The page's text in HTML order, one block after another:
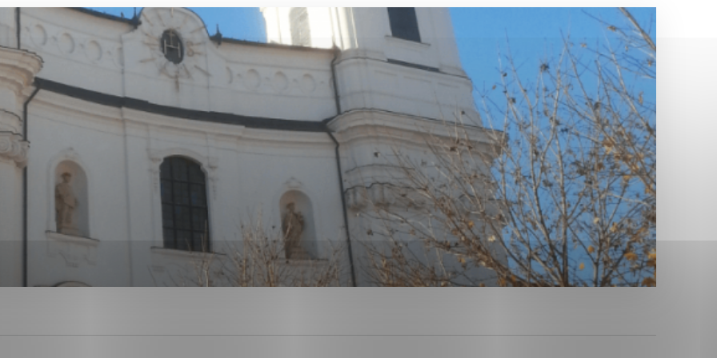
ktorú chcete povoliť
Analytické cookies
pre prevádzku nevyhnutné a pomáhajú urobiť webové stránky uplatniteľnými tým,
ako je navigácia na stránke a prístup k zabezpečeným oblastiam webovej
cookie nemôže web správne fungovať.
Analytické cookies
prevádzkovateľovi stránok pochopiť, ako návštevníci stránok stránku používajú,
a ponúknuť im lepšiu skúsenosť. Všetky dáta sa zbierajú anonymne a nie je
Uložiť nastavenia Viac informácií